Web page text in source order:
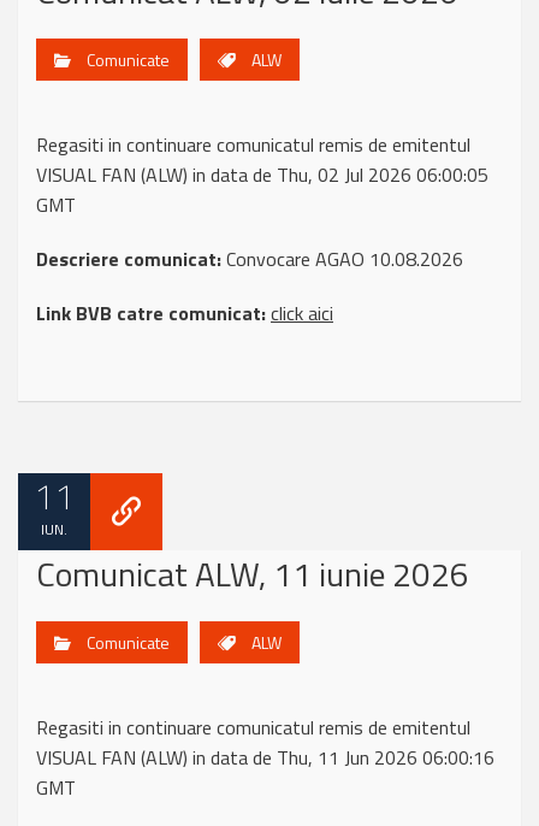
Comunicate ALW
Regasiti in continuare comunicatul remis de emitentul
VISUAL FAN (ALW) in data de Thu, 02 Jul 2026 06:00:05
GMT
Descriere comunicat:Convocare AGAO 10.08.2026
Link BVB catre comunicat:click aici
11
IUN.
Comunicat ALW, 11 iunie 2026
Comunicate ALW
Regasiti in continuare comunicatul remis de emitentul
VISUAL FAN (ALW) in data de Thu, 11 Jun 2026 06:00:16
GMT